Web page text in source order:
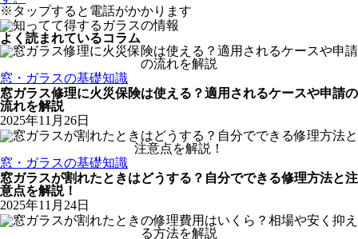
※タップすると電話がかかります
よく読まれているコラム
窓・ガラスの基礎知識
窓ガラス修理に火災保険は使える？適用されるケースや申請の
流れを解説
2025年11月26日
窓・ガラスの基礎知識
窓ガラスが割れたときはどうする？自分でできる修理方法と注
意点を解説！
2025年11月24日